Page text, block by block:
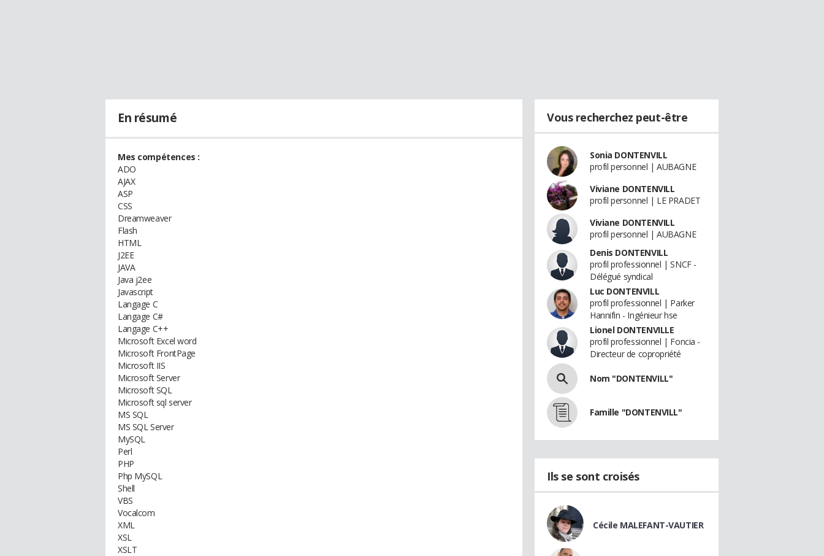
En résumé
Mes compétences :
ADO
AJAX
ASP
CSS
Dreamweaver
Flash
HTML
J2EE
JAVA
Java j2ee
Javascript
Langage C
Langage C#
Langage C++
Microsoft Excel word
Microsoft FrontPage
Microsoft IIS
Microsoft Server
Microsoft SQL
Microsoft sql server
MS SQL
MS SQL Server
MySQL
Perl
PHP
Php MySQL
Shell
VBS
Vocalcom
XML
XSL
XSLT
Vous recherchez peut-être
Sonia DONTENVILL
profil personnel | AUBAGNE
Viviane DONTENVILL
profil personnel | LE PRADET
Viviane DONTENVILL
profil personnel | AUBAGNE
Denis DONTENVILL
profil professionnel | SNCF -
Délégué syndical
Luc DONTENVILL
profil professionnel | Parker
Hannifin - Ingénieur hse
Lionel DONTENVILLE
profil professionnel | Foncia -
Directeur de copropriété
Nom "DONTENVILL"
Famille "DONTENVILL"
Ils se sont croisés
Cécile MALEFANT-VAUTIER